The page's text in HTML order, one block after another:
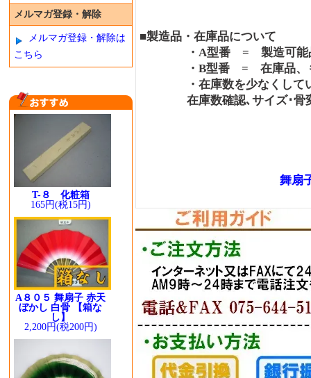
メルマガ登録・解除
メルマガ登録・解除は
こちら
T-８ 化粧箱
165円(税15円)
A８０５ 舞扇子 赤天
ぼかし 白骨 【箱な
し】
2,200円(税200円)
■製造品・在庫品について
・A型番 = 製造可能品
・B型番 = 在庫品、も
・在庫数を少なくしてい
在庫数確認､サイズ･骨変
舞扇